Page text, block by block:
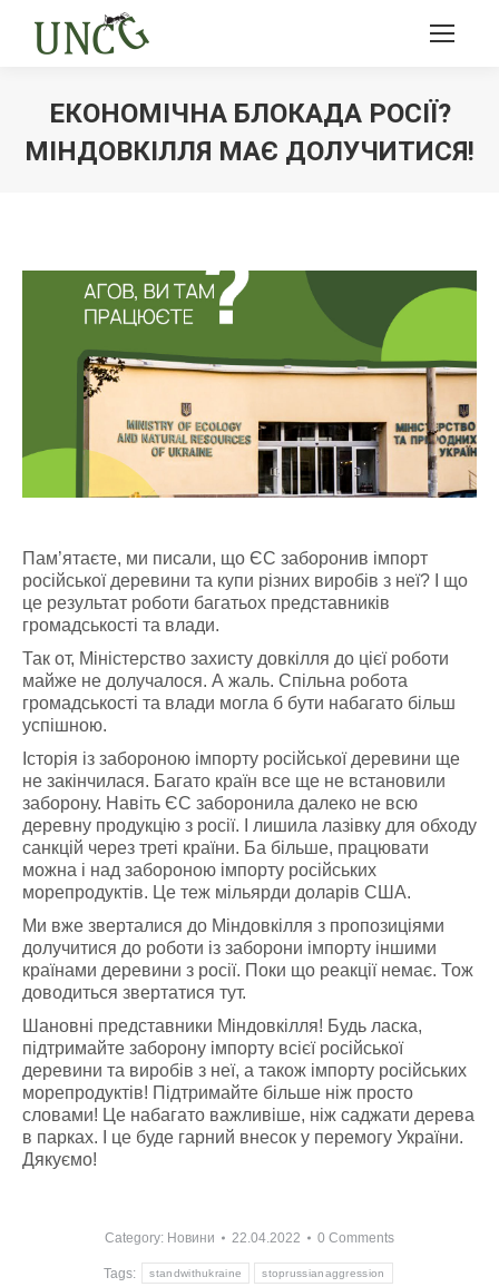
ЕКОНОМІЧНА БЛОКАДА РОСІЇ?
МІНДОВКІЛЛЯ МАЄ ДОЛУЧИТИСЯ!
Пам’ятаєте, ми писали, що ЄС заборонив імпорт
російської деревини та купи різних виробів з неї? І що
це результат роботи багатьох представників
громадськості та влади.
Так от, Міністерство захисту довкілля до цієї роботи
майже не долучалося. А жаль. Спільна робота
громадськості та влади могла б бути набагато більш
успішною.
Історія із забороною імпорту російської деревини ще
не закінчилася. Багато країн все ще не встановили
заборону. Навіть ЄС заборонила далеко не всю
деревну продукцію з росії. І лишила лазівку для обходу
санкцій через треті країни. Ба більше, працювати
можна і над забороною імпорту російських
морепродуктів. Це теж мільярди доларів США.
Ми вже зверталися до Міндовкілля з пропозиціями
долучитися до роботи із заборони імпорту іншими
країнами деревини з росії. Поки що реакції немає. Тож
доводиться звертатися тут.
Шановні представники Міндовкілля! Будь ласка,
підтримайте заборону імпорту всієї російської
деревини та виробів з неї, а також імпорту російських
морепродуктів! Підтримайте більше ніж просто
словами! Це набагато важливіше, ніж саджати дерева
в парках. І це буде гарний внесок у перемогу України.
Дякуємо!
Category: Новини 22.04.2022 0 Comments
Tags: standwithukraine stoprussianaggression